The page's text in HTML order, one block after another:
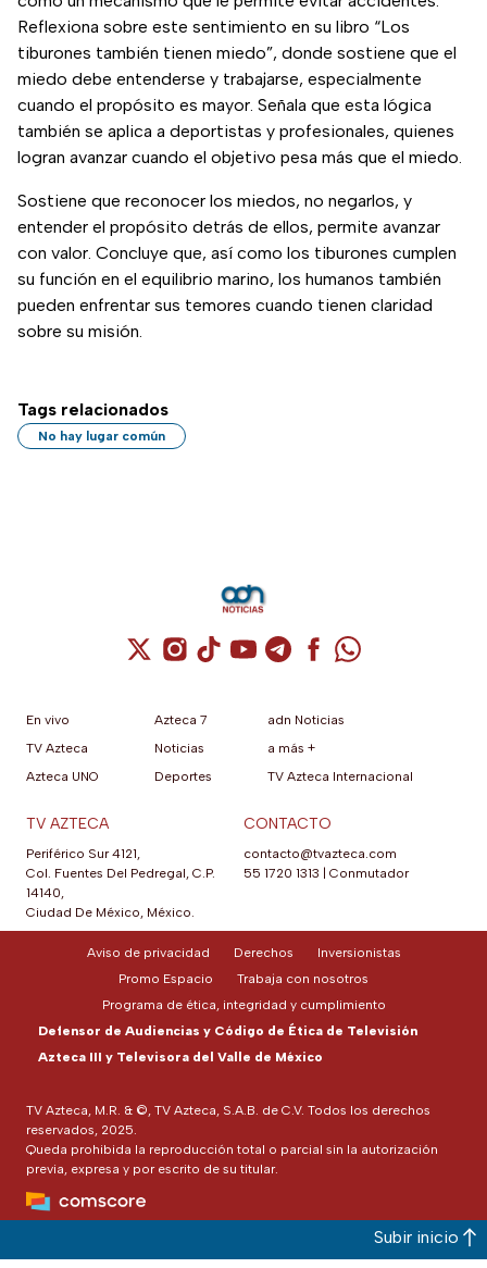
Reflexiona sobre este sentimiento en su libro “Los
tiburones también tienen miedo”, donde sostiene que el
miedo debe entenderse y trabajarse, especialmente
cuando el propósito es mayor. Señala que esta lógica
también se aplica a deportistas y profesionales, quienes
logran avanzar cuando el objetivo pesa más que el miedo.
Sostiene que reconocer los miedos, no negarlos, y
entender el propósito detrás de ellos, permite avanzar
con valor. Concluye que, así como los tiburones cumplen
su función en el equilibrio marino, los humanos también
pueden enfrentar sus temores cuando tienen claridad
sobre su misión.
Tags relacionados
No hay lugar común
Cuenta de X / Twitter (se abre en una
Cuenta de Instagram (se abre en una
Cuenta de TikTok (se abre en
Cuenta de YouTube (se abre
Cuenta de Telegram (se
Cuenta de
Cuenta de
En vivo
TV Azteca
Azteca UNO
Azteca 7
Noticias
Deportes
adn Noticias
a más +
TV Azteca Internacional
TV AZTECA
Periférico Sur 4121,
Col. Fuentes Del Pedregal, C.P.
14140,
Ciudad De México, México.
CONTACTO
contacto@tvazteca.com
55 1720 1313 | Conmutador
TV Azteca, M.R. & ©, TV Azteca, S.A.B. de C.V. Todos los derechos
reservados, 2025.
Queda prohibida la reproducción total o parcial sin la autorización
previa, expresa y por escrito de su titular.
Aviso de privacidad Derechos
Inversionistas
Promo Espacio
Trabaja con nosotros
Programa de ética, integridad y cumplimiento
Defensor de Audiencias y Código de Ética de Televisión
Azteca III y Televisora del Valle de México
Subir inicio